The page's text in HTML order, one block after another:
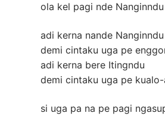
ola kel pagi nde
adi kerna nande Nanginndu
demi cintaku uga pe
adi kerna bere Itingndu
demi cintaku uga pe
si uga pa na pe pagi